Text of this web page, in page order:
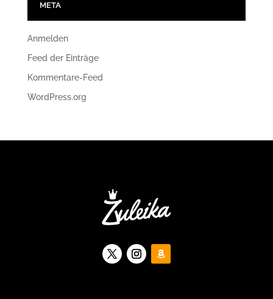
META
Anmelden
Feed der Einträge
Kommentare-Feed
WordPress.org